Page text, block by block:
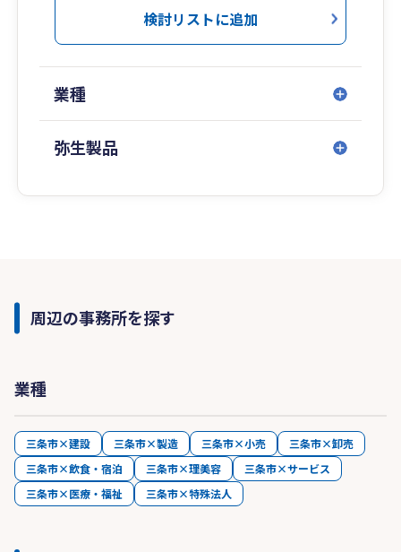
検討リストに追加
業種
弥生製品
周辺の事務所を探す
業種
三条市×建設 三条市×製造 三条市×小売
三条市×卸売
三条市×飲食・宿泊
三条市×理美容
三条市×サービス
三条市×医療・福祉
三条市×特殊法人